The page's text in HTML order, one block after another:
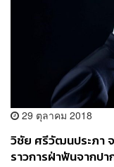
29 ตุลาคม 2018
วิชัย ศรีวัฒนประภา
ราวการฝ่าฟันจากป